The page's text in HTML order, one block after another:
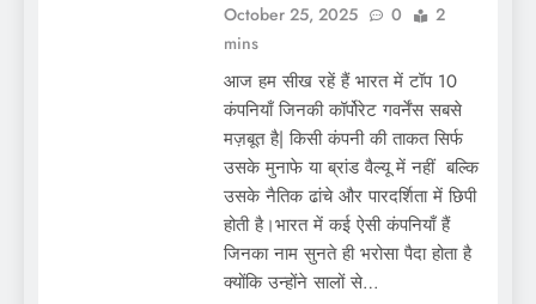
October 25, 2025
0
2
mins
आज हम सीख रहें हैं भारत में टॉप 10
कंपनियाँ जिनकी कॉर्पोरेट गवर्नेंस सबसे
मज़बूत है| किसी कंपनी की ताकत सिर्फ
उसके मुनाफे या ब्रांड वैल्यू में नहीं बल्कि
उसके नैतिक ढांचे और पारदर्शिता में छिपी
होती है।भारत में कई ऐसी कंपनियाँ हैं
जिनका नाम सुनते ही भरोसा पैदा होता है
क्योंकि उन्होंने सालों से…